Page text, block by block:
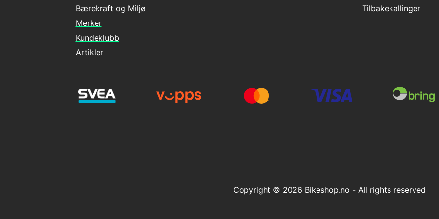
Tilbakekallinger
Bærekraft og Miljø
Merker
Kundeklubb
Artikler
Copyright © 2026 Bikeshop.no - All rights reserved